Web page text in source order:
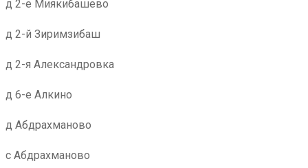
д 2-е Миякибашево
д 2-й Зиримзибаш
д 2-я Александровка
д 6-е Алкино
д Абдрахманово
с Абдрахманово